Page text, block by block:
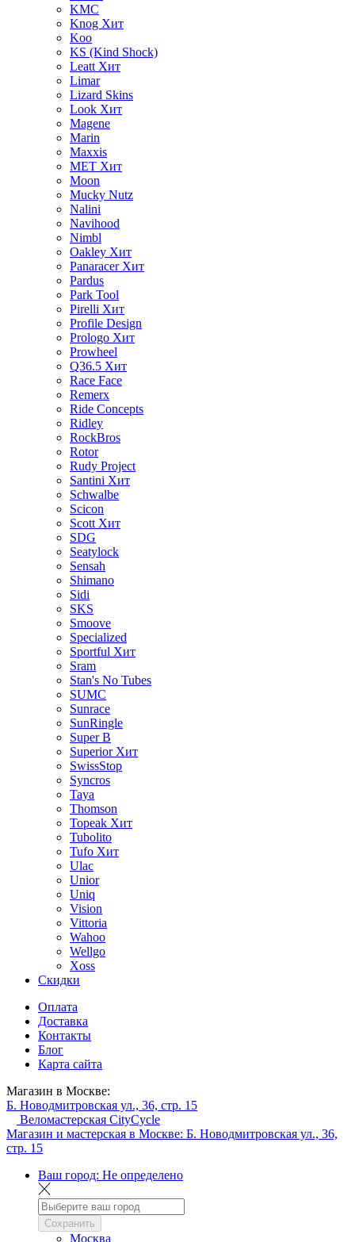
KMC
Knog Хит
Koo
KS (Kind Shock)
Leatt Хит
Limar
Lizard Skins
Look Хит
Magene
Marin
Maxxis
MET Хит
Moon
Mucky Nutz
Nalini
Navihood
Nimbl
Oakley Хит
Panaracer Хит
Pardus
Park Tool
Pirelli Хит
Profile Design
Prologo Хит
Prowheel
Q36.5 Хит
Race Face
Remerx
Ride Concepts
Ridley
RockBros
Rotor
Rudy Project
Santini Хит
Schwalbe
Scicon
Scott Хит
SDG
Seatylock
Sensah
Shimano
Sidi
SKS
Smoove
Specialized
Sportful Хит
Sram
Stan's No Tubes
SUMC
Sunrace
SunRingle
Super B
Superior Хит
SwissStop
Syncros
Taya
Thomson
Topeak Хит
Tubolito
Tufo Хит
Ulac
Unior
Uniq
Vision
Vittoria
Wahoo
Wellgo
Xoss
Скидки
Оплата
Доставка
Контакты
Блог
Карта сайта
Магазин в Москве:
Б. Новодмитровская ул., 36, стр. 15
Веломастерская CityCycle
Магазин и мастерская в Москве: Б. Новодмитровская ул., 36,
стр. 15
Ваш город: Не определено
Сохранить
Москва